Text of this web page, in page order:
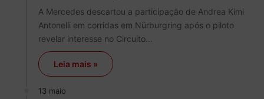
A Mercedes descartou a participação de Andrea Kimi
Antonelli em corridas em Nürburgring após o piloto
revelar interesse no Circuito…
Leia mais »
13 maio